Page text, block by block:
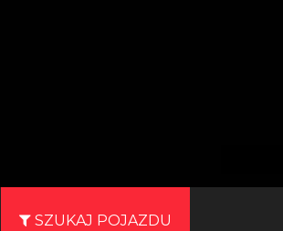
SZUKAJ POJAZDU